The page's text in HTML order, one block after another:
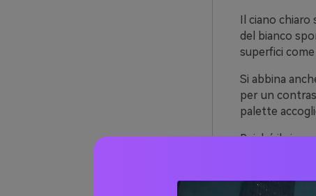
Il ciano chiaro
del bianco
superfici
Si abbina
per un
palette
Poiché il